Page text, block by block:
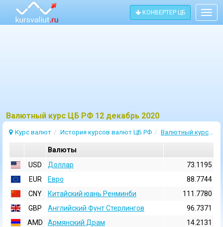
КОНВЕРТЕР ЦБ
Bалютный курс ЦБ РФ 12 декабрь 2020
Курс валют История курсов валют ЦБ РФ Валютный курс 12 Декабрь 2020
Валюты
USD
Доллар
73.1195
EUR
Евро
88.7744
CNY
Китайский юань Ренминби
111.7780
GBP
Английский Фунт Стерлингов
96.7371
AMD
Армянский Драм
14.2131